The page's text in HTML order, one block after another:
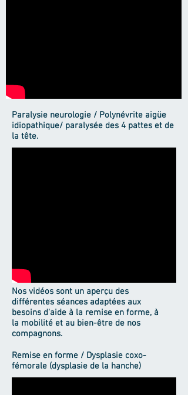
Paralysie neurologie / Polynévrite aigüe
idiopathique/ paralysée des 4 pattes et de
la tête.
Nos vidéos sont un aperçu des
différentes séances adaptées aux
besoins d'aide à la remise en forme, à
la mobilité et au bien-être de nos
compagnons.
Remise en forme / Dysplasie coxo-
fémorale (dysplasie de la hanche)